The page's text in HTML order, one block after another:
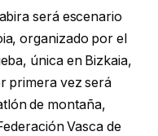
será escenario
organizado por el
única en Bizkaia,
primera vez será
de montaña,
Vasca de